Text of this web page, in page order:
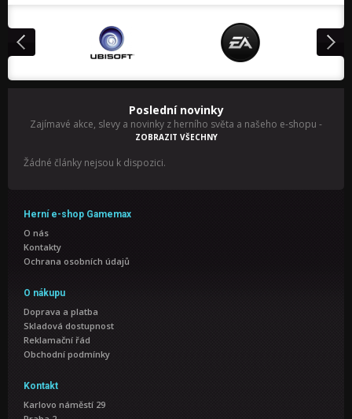
Poslední novinky
Zajímavé akce, slevy a novinky z herního světa a našeho e-shopu -
ZOBRAZIT VŠECHNY
Žádné články nejsou k dispozici.
Herní e-shop Gamemax
O nás
Kontakty
Ochrana osobních údajů
O nákupu
Doprava a platba
Skladová dostupnost
Reklamační řád
Obchodní podmínky
Kontakt
Karlovo náměstí 29